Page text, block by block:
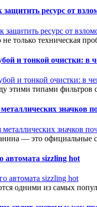
защитить ресурс от
только техническая
и тонкой очистки: в
этими типами фильтров
значков
— это официальные
автомата sizzling hot
одними из самых